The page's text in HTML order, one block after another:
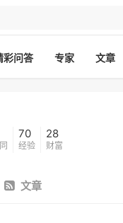
彩问答 专家 文章
70
经验
28
财富
文章